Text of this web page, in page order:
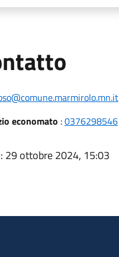
economato :0376298546
: 29 ottobre 2024, 15:03